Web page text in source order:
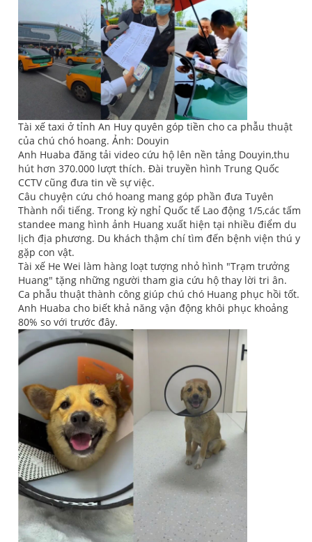
Tài xế taxi ở tỉnh An Huy quyên góp tiền cho ca phẫu thuật
của chú chó hoang. Ảnh: Douyin
Anh Huaba đăng tải video cứu hộ lên nền tảng Douyin,thu
hút hơn 370.000 lượt thích. Đài truyền hình Trung Quốc
CCTV cũng đưa tin về sự việc.
Câu chuyện cứu chó hoang mang góp phần đưa Tuyên
Thành nổi tiếng. Trong kỳ nghỉ Quốc tế Lao động 1/5,các tấm
standee mang hình ảnh Huang xuất hiện tại nhiều điểm du
lịch địa phương. Du khách thậm chí tìm đến bệnh viện thú y
gặp con vật.
Tài xế He Wei làm hàng loạt tượng nhỏ hình "Trạm trưởng
Huang" tặng những người tham gia cứu hộ thay lời tri ân.
Ca phẫu thuật thành công giúp chú chó Huang phục hồi tốt.
Anh Huaba cho biết khả năng vận động khôi phục khoảng
80% so với trước đây.